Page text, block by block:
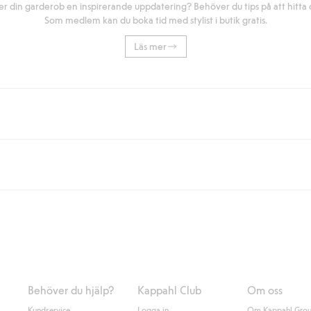
din garderob en inspirerande uppdatering? Behöver du tips på att hitta
Som medlem kan du boka tid med stylist i butik gratis.
Läs mer
du handlar för över 500kr med leverans till ombud eller paketbox
Behöver du hjälp? Kappahl Club Om oss